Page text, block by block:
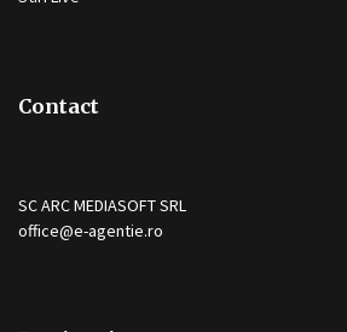
Contact
SC ARC MEDIASOFT SRL
office@e-agentie.ro